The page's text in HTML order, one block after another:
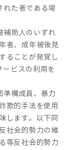
れた者である場
補助人のいずれ
者、成年被後見
ることが発覚し
ビスの利用を
準構成員、暴力
欺的手法を使用
します。以下同
社会的勢力の維
等反社会的勢力